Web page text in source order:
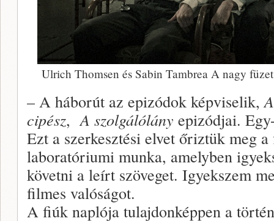
Ulrich Thomsen és Sabin Tambrea A nagy
– A háborút az epizódok képviselik,
cipész,A szolgálólány epizódjai.
Ezt a szerkesztési elvet őriztük meg
laboratóriumi munka, amelyben
követni a leírt szöveget. Igyekszem
filmes valóságot.
A fiúk naplója tulajdonképpen a